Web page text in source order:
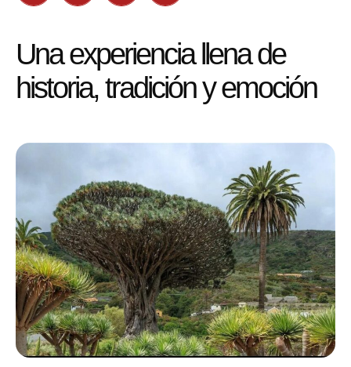
Una experiencia llena de
historia, tradición y emoción